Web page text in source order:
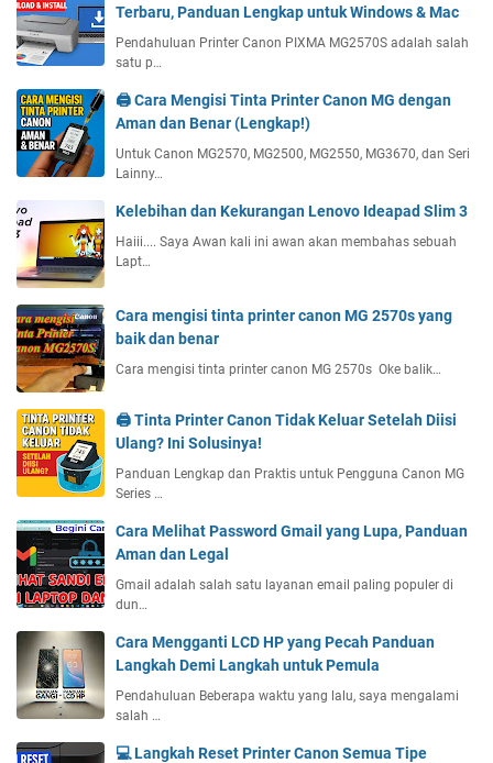
Terbaru, Panduan Lengkap untuk Windows & Mac
Pendahuluan Printer Canon PIXMA MG2570S adalah salah
satu p…
🖨️ Cara Mengisi Tinta Printer Canon MG dengan
Aman dan Benar (Lengkap!)
Untuk Canon MG2570, MG2500, MG2550, MG3670, dan Seri
Lainny…
Kelebihan dan Kekurangan Lenovo Ideapad Slim 3
Haiii.... Saya Awan kali ini awan akan membahas sebuah
Lapt…
Cara mengisi tinta printer canon MG 2570s yang
baik dan benar
Cara mengisi tinta printer canon MG 2570s Oke balik…
🖨️ Tinta Printer Canon Tidak Keluar Setelah Diisi
Ulang? Ini Solusinya!
Panduan Lengkap dan Praktis untuk Pengguna Canon MG
Series …
Cara Melihat Password Gmail yang Lupa, Panduan
Aman dan Legal
Gmail adalah salah satu layanan email paling populer di
dun…
Cara Mengganti LCD HP yang Pecah Panduan
Langkah Demi Langkah untuk Pemula
Pendahuluan Beberapa waktu yang lalu, saya mengalami
salah …
💻 Langkah Reset Printer Canon Semua Tipe